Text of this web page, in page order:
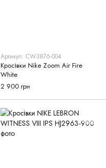
Артикул: CW3876-004
Кросівки Nike Zoom Air Fire
White
2 900 грн